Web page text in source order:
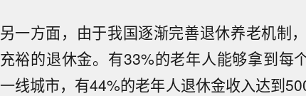
另一方面，由于我国逐渐完善退休养老机制
充裕的退休金。有33%的老年人能够拿到每
一线城市，有44%的老年人退休金收入达到